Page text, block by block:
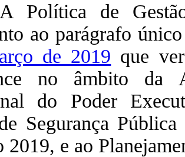
Política de
ao parágrafo
de 2019 que
no âmbito da
do Poder
Segurança
2019, e ao